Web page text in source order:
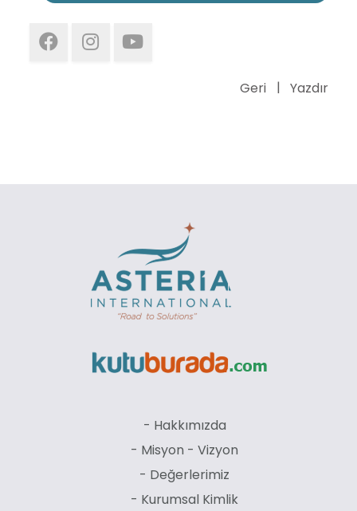
Geri Yazdır
- Hakkımızda
- Misyon - Vizyon
- Değerlerimiz
- Kurumsal Kimlik